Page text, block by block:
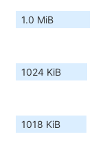
1.0 MiB
1024 KiB
1018 KiB